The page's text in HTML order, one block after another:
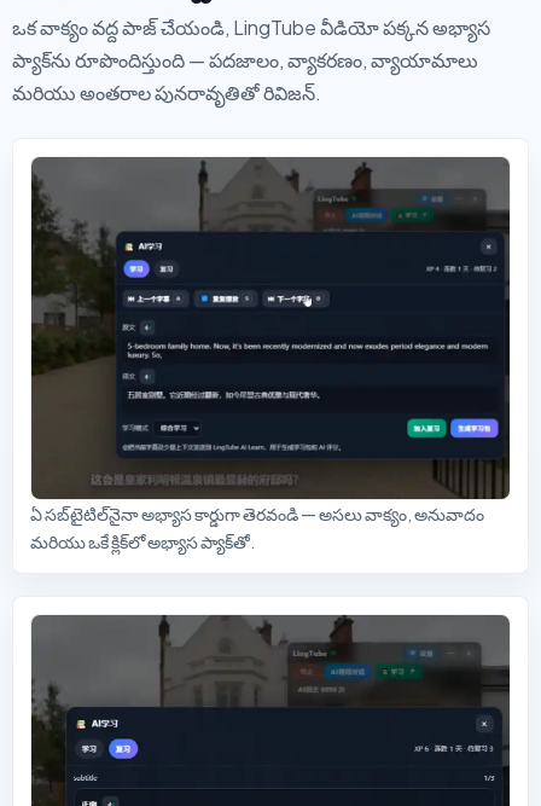
ఒక వాక్యం వద్ద పాజ్ చేయండి, LingTube వీడియో పక్కన అభ్యాస
ప్యాక్‌ను రూపొందిస్తుంది — పదజాలం, వ్యాకరణం, వ్యాయామాలు
మరియు అంతరాల పునరావృతితో రివిజన్.
ఏ సబ్‌టైటిల్‌నైనా అభ్యాస కార్డుగా తెరవండి — అసలు వాక్యం, అనువాదం
మరియు ఒకే క్లిక్‌లో అభ్యాస ప్యాక్‌తో.